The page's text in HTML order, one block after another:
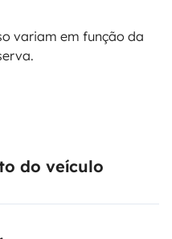
variam em função da
do veículo